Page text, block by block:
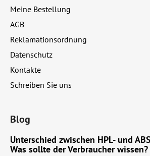
Meine Bestellung
AGB
Reklamationsordnung
Datenschutz
Kontakte
Schreiben Sie uns
Blog
Unterschied zwischen HPL- und
Was sollte der Verbraucher wissen?